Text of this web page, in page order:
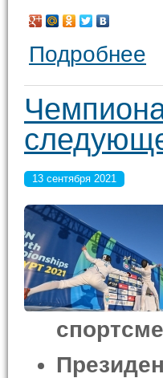
Подробнее
13 сентября 2021